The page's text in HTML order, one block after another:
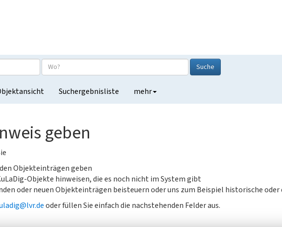
Suche
Suchergebnisliste mehr
geben
Objekteinträgen geben
Objekte hinweisen, die es noch nicht im System gibt
oder neuen Objekteinträgen beisteuern oder uns zum Beispiel historische oder
oder füllen Sie einfach die nachstehenden Felder aus.